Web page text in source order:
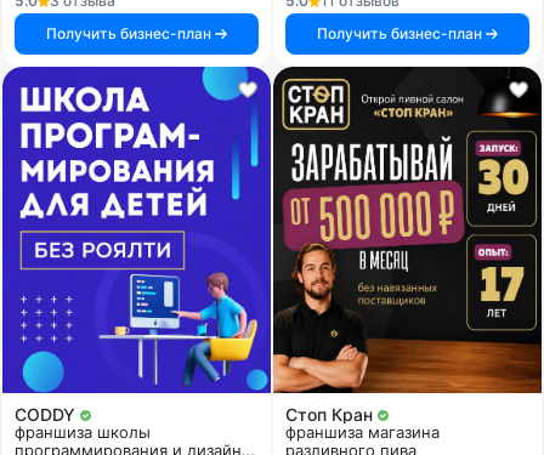
Получить бизнес-план
Получить бизнес-план
CODDY
франшиза школы
программирования и дизайна
Стоп Кран
франшиза магазина
разливного пива